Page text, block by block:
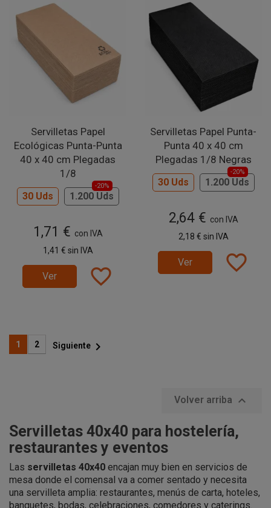
Servilletas Papel
Ecológicas Punta-Punta
40 x 40 cm Plegadas
1/8
30 Uds 1.200 Uds
-20%
1,71 € con IVA
1,41 € sin IVA
Ver favorite_border
Servilletas Papel Punta-
Punta 40 x 40 cm
Plegadas 1/8 Negras
30 Uds 1.200 Uds
-20%
2,64 € con IVA
2,18 € sin IVA
Ver favorite_border
1 2 Siguiente 
Volver arriba 
Servilletas 40x40 para hostelería,
restaurantes y eventos
Las servilletas 40x40 encajan muy bien en servicios de
mesa donde el comensal va a comer sentado y necesita
una servilleta amplia: restaurantes, menús de carta, hoteles,
banquetes, bodas, celebraciones, comedores y caterings.